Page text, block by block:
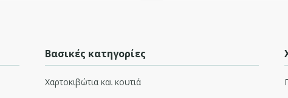
Βασικές κατηγορίες
Χαρτοκιβώτια και κουτιά